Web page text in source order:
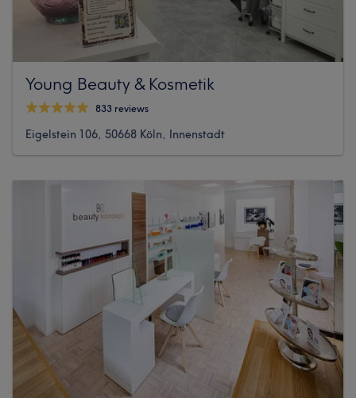
Young Beauty & Kosmetik
833 reviews
Eigelstein 106, 50668 Köln, Innenstadt